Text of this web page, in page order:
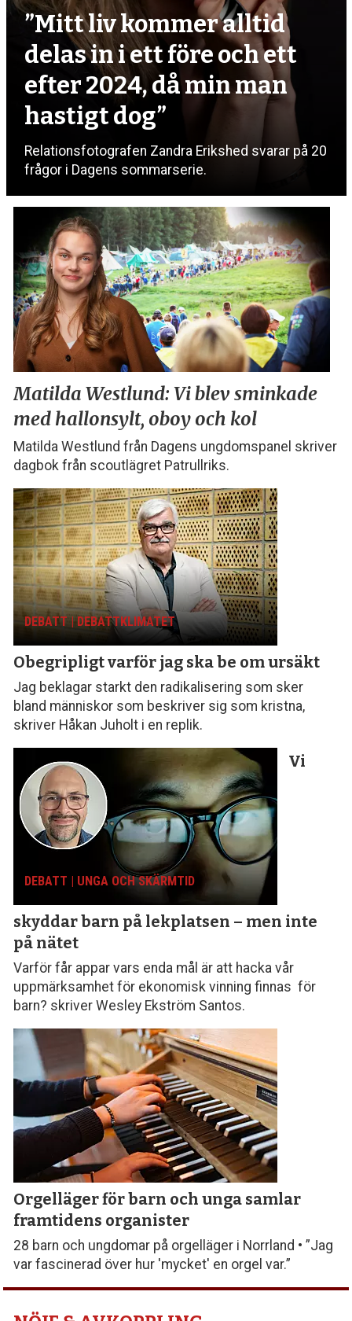
”Mitt liv kommer alltid
delas in i ett före och ett
efter 2024, då min man
hastigt dog”
Relationsfotografen Zandra Erikshed svarar på 20
frågor i Dagens sommarserie.
Matilda Westlund:Vi blev sminkade
med hallonsylt, oboy och kol
Matilda Westlund från Dagens ungdomspanel skriver
dagbok från scoutlägret Patrullriks.
DEBATT | DEBATTKLIMATET
Obegripligt varför jag ska be om ursäkt
Jag beklagar starkt den radikalisering som sker
bland människor som beskriver sig som kristna,
skriver Håkan Juholt i en replik.
DEBATT | UNGA OCH SKÄRMTID
Vi
skyddar barn på lekplatsen – men inte
på nätet
Varför får appar vars enda mål är att hacka vår
uppmärksamhet för ekonomisk vinning finnas för
barn? skriver Wesley Ekström Santos.
Orgelläger för barn och unga samlar
framtidens organister
28 barn och ungdomar på orgelläger i Norrland • ”Jag
var fascinerad över hur 'mycket' en orgel var.”